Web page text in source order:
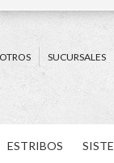
SUCURSALES
ESTRIBOS